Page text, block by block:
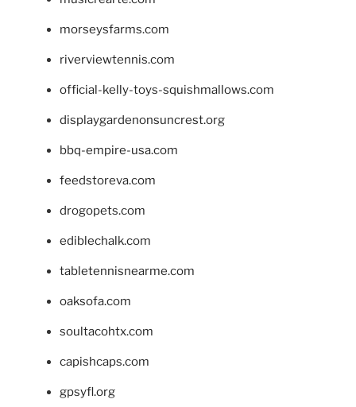
morseysfarms.com
riverviewtennis.com
official-kelly-toys-squishmallows.com
displaygardenonsuncrest.org
bbq-empire-usa.com
feedstoreva.com
drogopets.com
ediblechalk.com
tabletennisnearme.com
oaksofa.com
soultacohtx.com
capishcaps.com
gpsyfl.org